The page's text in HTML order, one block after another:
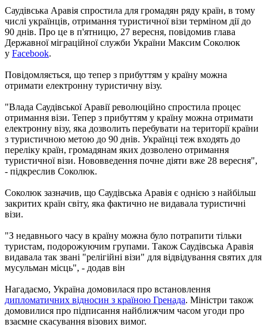
Саудівська Аравія спростила для громадян ряду країн, в тому
числі українців, отримання туристичної візи терміном дії до
90 днів. Про це в п'ятницю, 27 вересня, повідомив глава
Державної міграційної служби України Максим Соколюк
у Facebook.
Повідомляється, що тепер з прибуттям у країну можна
отримати електронну туристичну візу.
"Влада Саудівської Аравії революційно спростила процес
отримання візи. Тепер з прибуттям у країну можна отримати
електронну візу, яка дозволить перебувати на території країни
з туристичною метою до 90 днів. Українці теж входять до
переліку країн, громадянам яких дозволено отримання
туристичної візи. Нововведення почне діяти вже 28 вересня",
- підкреслив Соколюк.
Соколюк зазначив, що Саудівська Аравія є однією з найбільш
закритих країн світу, яка фактично не видавала туристичні
візи.
"З недавнього часу в країну можна було потрапити тільки
туристам, подорожуючим групами. Також Саудівська Аравія
видавала так звані "релігійні візи" для відвідування святих для
мусульман місць", - додав він
Нагадаємо, Україна домовилася про встановлення
дипломатичних відносин з країною Гренада. Міністри також
домовилися про підписання найближчим часом угоди про
взаємне скасування візових вимог.